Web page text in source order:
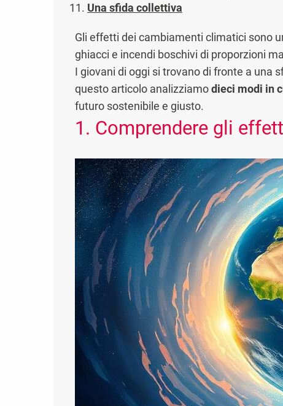
Una sfida collettiva
Gli effetti dei cambiamenti climatici sono
ghiacci e incendi boschivi di proporzioni
I giovani di oggi si trovano di fronte a una
questo articolo analizziamodieci modi in
futuro sostenibile e giusto.
1. Comprendere gli